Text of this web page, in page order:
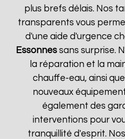
plus brefs délais. Nos
transparents vous
d'une aide d'urgence
Essonnessans surprise.
la réparation et la
chauffe-eau, ainsi
nouveaux
également des
interventions pour
tranquillité d'esprit.